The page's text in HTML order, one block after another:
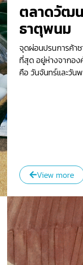
ตลาดวัฒน
ธาตุพนม
จุดผ่อนปรนการค้า
ที่สุด อยู่ห่างจากอง
คือ วันจันทร์และวัน
View more